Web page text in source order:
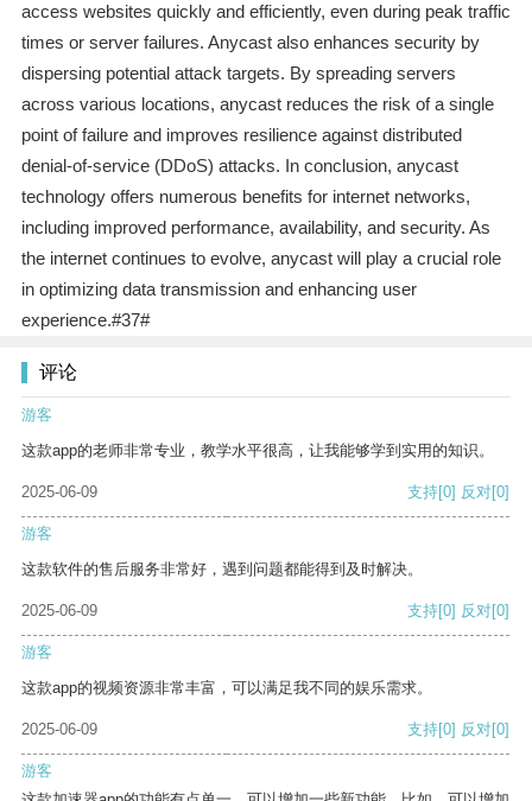
access websites quickly and efficiently, even during peak traffic
times or server failures. Anycast also enhances security by
dispersing potential attack targets. By spreading servers
across various locations, anycast reduces the risk of a single
point of failure and improves resilience against distributed
denial-of-service (DDoS) attacks. In conclusion, anycast
technology offers numerous benefits for internet networks,
including improved performance, availability, and security. As
the internet continues to evolve, anycast will play a crucial role
in optimizing data transmission and enhancing user
experience.#37#
评论
游客
这款app的老师非常专业，教学水平很高，让我能够学到实用的知识。
2025-06-09 支持[0] 反对[0]
游客
这款软件的售后服务非常好，遇到问题都能得到及时解决。
2025-06-09 支持[0] 反对[0]
游客
这款app的视频资源非常丰富，可以满足我不同的娱乐需求。
2025-06-09 支持[0] 反对[0]
游客